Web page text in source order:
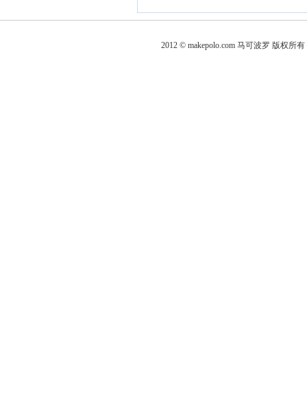
2012 © makepolo.com 马可波罗 版权所有